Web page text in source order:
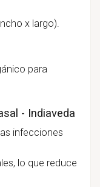
x largo).
para
- Indiaveda
infecciones
lo que reduce